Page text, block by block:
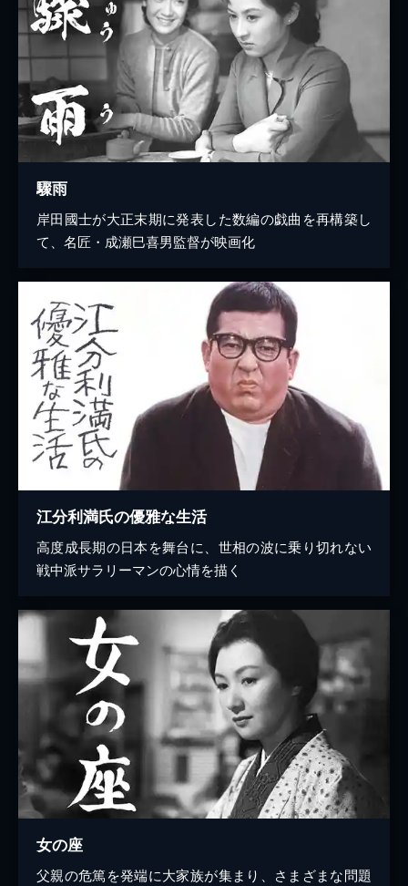
驟雨
岸田國士が大正末期に発表した数編の戯曲を再構築し
て、名匠・成瀬巳喜男監督が映画化
江分利満氏の優雅な生活
高度成長期の日本を舞台に、世相の波に乗り切れない
戦中派サラリーマンの心情を描く
女の座
父親の危篤を発端に大家族が集まり、さまざまな問題